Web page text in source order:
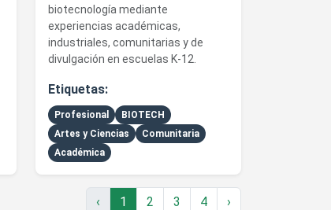
biotecnología mediante
experiencias académicas,
industriales, comunitarias y de
divulgación en escuelas K-12.
Etiquetas:
Profesional
BIOTECH
Artes y Ciencias
Comunitaria
Académica
‹ 1 2 3 4 ›